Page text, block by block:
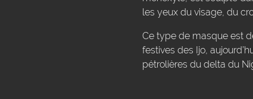
les yeux du visage, du
Ce type de masque est
festives des Ijo,
pétrolières du delta du